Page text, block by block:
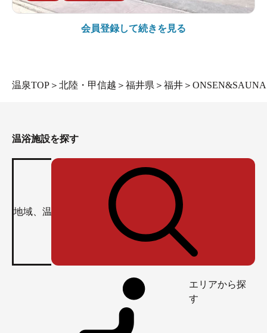
会員登録して続きを見る
温泉TOP ＞ 北陸・甲信越 ＞ 福井県 ＞ 福井 ＞
温浴施設を探す
エリアから探
す